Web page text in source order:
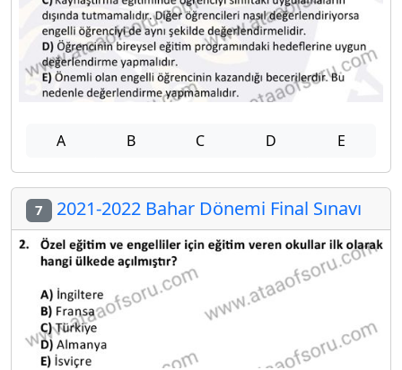
A B C D E
7 2021-2022 Bahar Dönemi Final Sınavı